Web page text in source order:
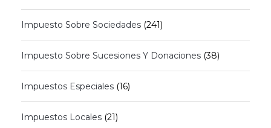
Impuesto Sobre Sociedades (241)
Impuesto Sobre Sucesiones Y Donaciones (38)
Impuestos Especiales (16)
Impuestos Locales (21)